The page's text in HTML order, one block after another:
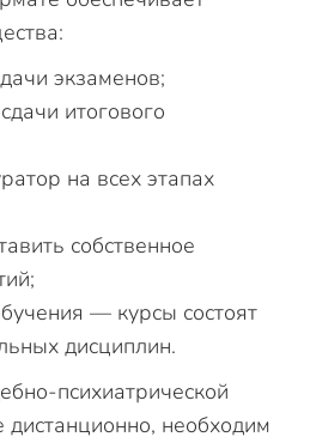
экзаменов;
итогового
на всех этапах
собственное
— курсы состоят
дисциплин.
психиатрической
дистанционно, необходим